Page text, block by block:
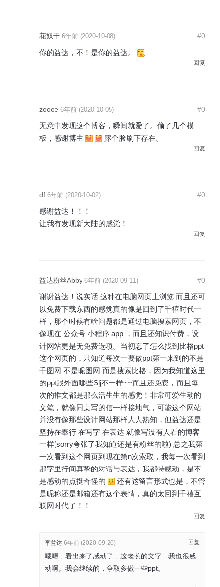
花奴干 6年前 (2020-10-08) #0
你的益达，不！是你的益达。
回复
zoooe 6年前 (2020-10-05) #0
无意中发现这个博客，瞬间就爱了。偷了几个模
板，感谢博主
露个脸刷下存在。
回复
df 6年前 (2020-10-02) #0
感谢益达！！！
让我有发现新大陆的感觉！
回复
益达粉丝Abby 6年前 (2020-09-11) #0
谢谢益达！说实话 这种在电脑网页上浏览 而且还可
以免费下载东西的感觉真的像是回到了千禧时代一
样，那个时候有啥问题都是通过电脑搜索网页，不
像现在 公众号 小程序 app ，而且还知识付费，设
计网站更是无免费选项。当初忘了怎么找到比格ppt
这个网页的，只知道每次一要做ppt第一来到的不是
千图网 不是昵图网 而是搜索比格，因为我知道这里
的ppt跟外面哪些Slj不一样~~而且还免费，而且每
次的推文都是那么活生生的感觉！非常可爱生动的
文笔，就像同桌写的信一样接地气，可能这个网站
并没有像那些设计网站那样人人熟知，但益达还是
坚持在奉行 在写字 在表达 就像写没有人看的博客
一样(sorry夸张了我知道还是有粉丝的啦) 总之我第
一次看到这个网页到现在第n次索取，我每一次看到
那字里行间真挚的对话与表达，我都特感动，是不
是感动的点挺奇怪的
还有这留言形式也是，不管
是昵称还是邮箱还有这个表情，真的太回到千禧互
联网时代了！！
回复
李益达 6年前 (2020-09-20)
嗯嗯，看出来了感动了，这老长的文字，我也很感
动啊。我会继续的，争取多做一些ppt。
回复